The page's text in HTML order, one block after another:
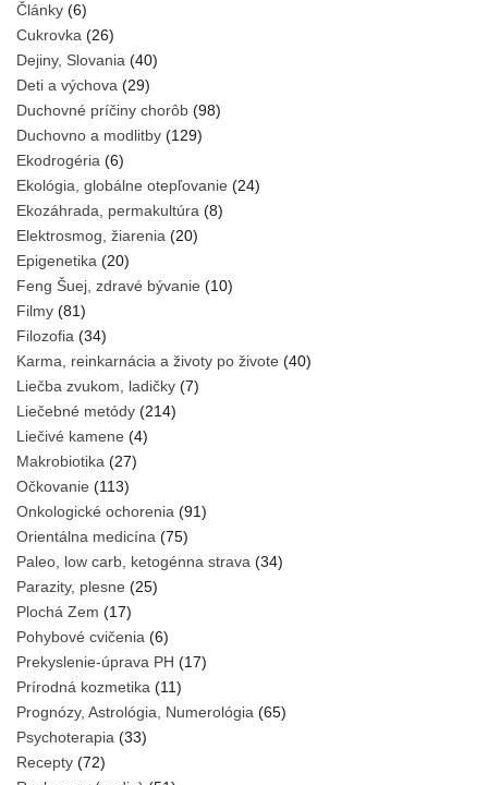
Články (6)
Cukrovka (26)
Dejiny, Slovania (40)
Deti a výchova (29)
Duchovné príčiny chorôb (98)
Duchovno a modlitby (129)
Ekodrogéria (6)
Ekológia, globálne otepľovanie (24)
Ekozáhrada, permakultúra (8)
Elektrosmog, žiarenia (20)
Epigenetika (20)
Feng Šuej, zdravé bývanie (10)
Filmy (81)
Filozofia (34)
Karma, reinkarnácia a životy po živote (40)
Liečba zvukom, ladičky (7)
Liečebné metódy (214)
Liečivé kamene (4)
Makrobiotika (27)
Očkovanie (113)
Onkologické ochorenia (91)
Orientálna medicína (75)
Paleo, low carb, ketogénna strava (34)
Parazity, plesne (25)
Plochá Zem (17)
Pohybové cvičenia (6)
Prekyslenie-úprava PH (17)
Prírodná kozmetika (11)
Prognózy, Astrológia, Numerológia (65)
Psychoterapia (33)
Recepty (72)